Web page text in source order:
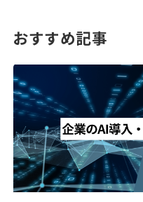
おすすめ記事